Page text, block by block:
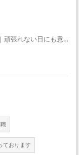
６月がつらいあなたへ｜頑張れない日にも意味がある
ております